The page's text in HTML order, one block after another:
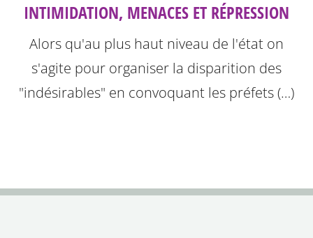
INTIMIDATION, MENACES ET RÉPRESSION
Alors qu'au plus haut niveau de l'état on
s'agite pour organiser la disparition des
"indésirables" en convoquant les préfets (…)